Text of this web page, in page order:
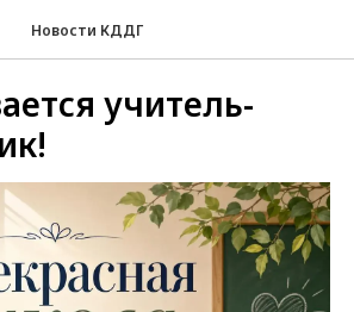
Новости КДДГ
учитель-